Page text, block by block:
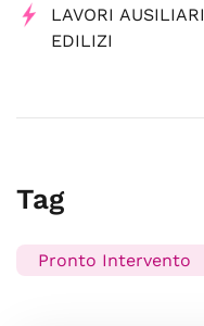
LAVORI AUSILIARI
EDILIZI
Tag
Pronto Intervento